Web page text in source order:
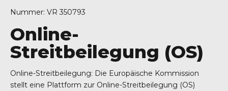
Nummer: VR 350793
Online-
Streitbeilegung (OS)
Online-Streitbeilegung: Die Europäische Kommission
stellt eine Plattform zur Online-Streitbeilegung (OS)